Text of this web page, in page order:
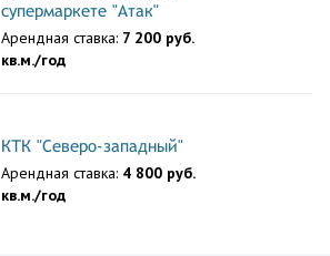
супермаркете "Атак"
Арендная ставка: 7 200 руб.
кв.м./год
КТК "Северо-западный"
Арендная ставка: 4 800 руб.
кв.м./год